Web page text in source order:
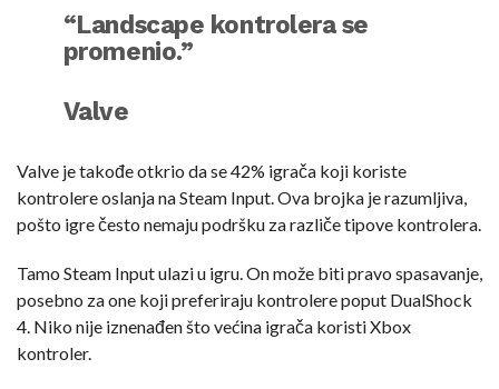
“Landscape kontrolera se
promenio.”
Valve
Valve je takođe otkrio da se 42% igrača koji koriste
kontrolere oslanja na Steam Input. Ova brojka je razumljiva,
pošto igre često nemaju podršku za različe tipove kontrolera.
Tamo Steam Input ulazi u igru. On može biti pravo spasavanje,
posebno za one koji preferiraju kontrolere poput DualShock
4. Niko nije iznenađen što većina igrača koristi Xbox
kontroler.